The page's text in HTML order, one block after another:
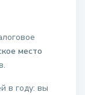
место
в году: вы